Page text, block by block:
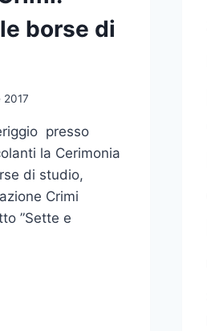
borse di
2017
presso
la Cerimonia
di studio,
Crimi
”Sette e